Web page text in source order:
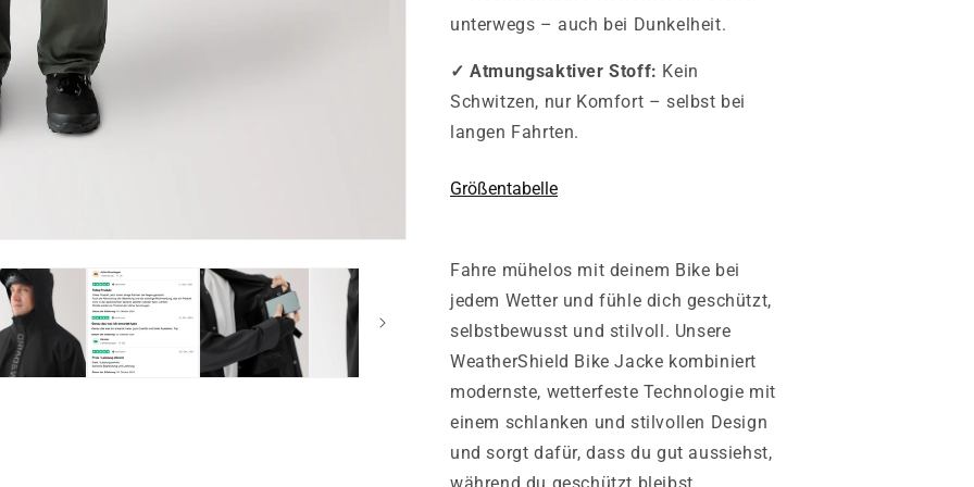
unterwegs – auch bei Dunkelheit.
✓ Atmungsaktiver Stoff: Kein
Schwitzen, nur Komfort – selbst bei
langen Fahrten.
Größentabelle
Fahre mühelos mit deinem Bike bei
jedem Wetter und fühle dich geschützt,
selbstbewusst und stilvoll. Unsere
WeatherShield Bike Jacke kombiniert
modernste, wetterfeste Technologie mit
einem schlanken und stilvollen Design
und sorgt dafür, dass du gut aussiehst,